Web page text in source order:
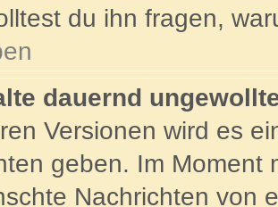
du ihn fragen,
dauernd
Versionen wird es
geben. Im Moment
Nachrichten von